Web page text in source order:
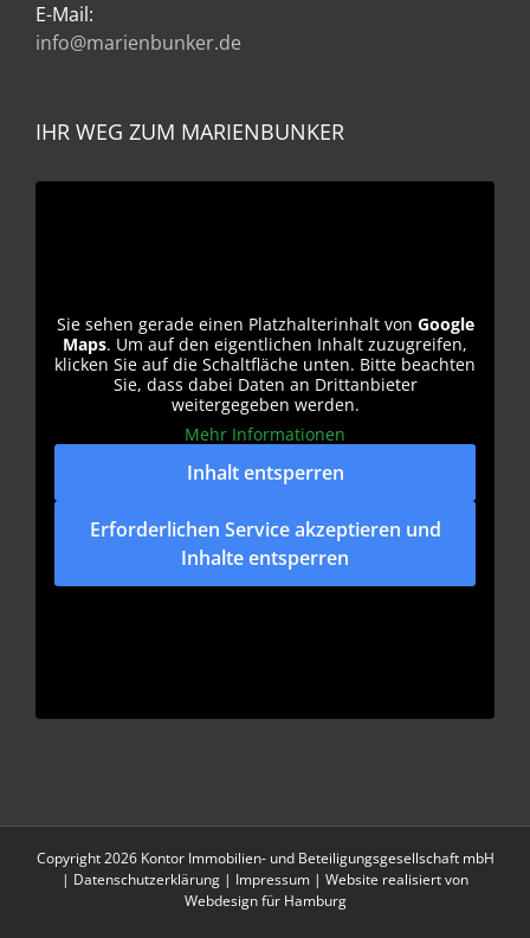
E-Mail:
info@marienbunker.de
IHR WEG ZUM MARIENBUNKER
Sie sehen gerade einen Platzhalterinhalt von Google
Maps. Um auf den eigentlichen Inhalt zuzugreifen,
klicken Sie auf die Schaltfläche unten. Bitte beachten
Sie, dass dabei Daten an Drittanbieter
weitergegeben werden.
Mehr Informationen
Inhalt entsperren
Erforderlichen Service akzeptieren und
Inhalte entsperren
Copyright 2026 Kontor Immobilien- und Beteiligungsgesellschaft mbH
| Datenschutzerklärung | Impressum | Website realisiert von
Webdesign für Hamburg